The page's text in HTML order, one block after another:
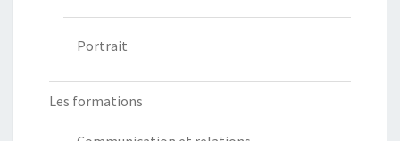
Portrait
Les formations